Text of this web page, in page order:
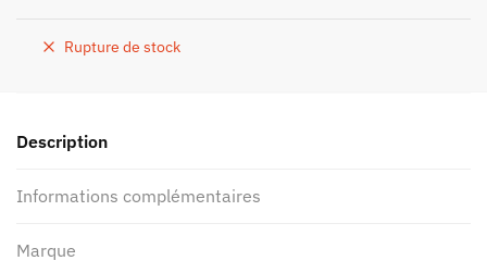
Rupture de stock
Description
Informations complémentaires
Marque